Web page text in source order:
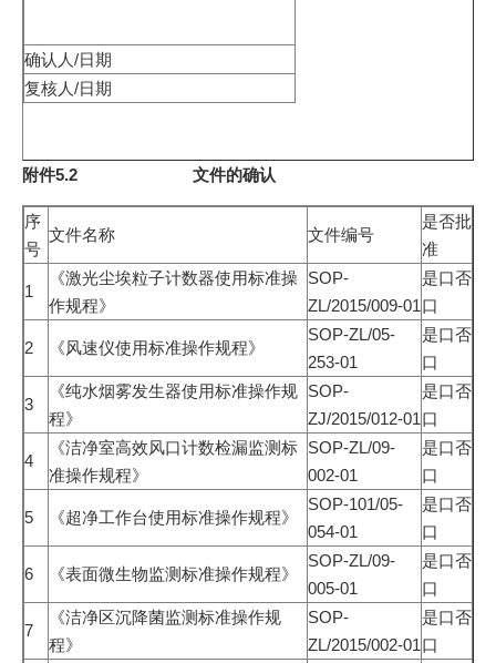
确认人/日期
复核人/日期
附件5.2 文件的确认
序
号
文件名称 文件编号
是否批
准
1
《激光尘埃粒子计数器使用标准操
作规程》
SOP-
ZL/2015/009-01
是口否
口
2 《风速仪使用标准操作规程》
SOP-ZL/05-
253-01
是口否
口
3
《纯水烟雾发生器使用标准操作规
程》
SOP-
ZJ/2015/012-01
是口否
口
4
《洁净室高效风口计数检漏监测标
准操作规程》
SOP-ZL/09-
002-01
是口否
口
5 《超净工作台使用标准操作规程》
SOP-101/05-
054-01
是口否
口
6 《表面微生物监测标准操作规程》
SOP-ZL/09-
005-01
是口否
口
7
《洁净区沉降菌监测标准操作规
程》
SOP-
ZL/2015/002-01
是口否
口